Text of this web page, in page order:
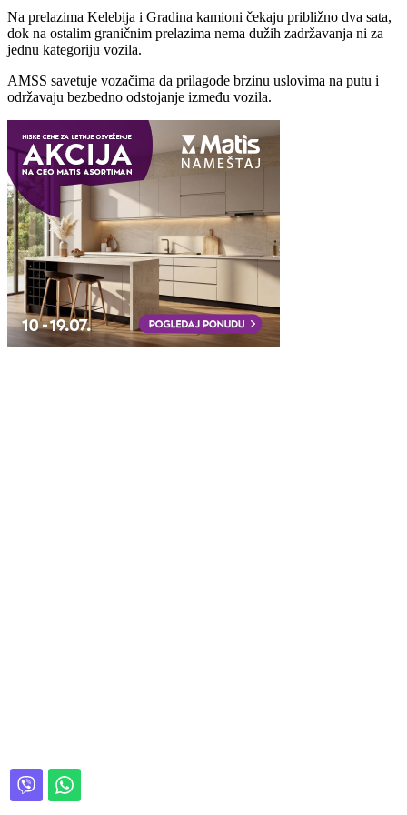
Na prelazima Kelebija i Gradina kamioni čekaju približno dva sata,
dok na ostalim graničnim prelazima nema dužih zadržavanja ni za
jednu kategoriju vozila.
AMSS savetuje vozačima da prilagode brzinu uslovima na putu i
održavaju bezbedno odstojanje između vozila.